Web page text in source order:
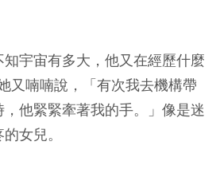
知宇宙有多大，他又在經歷什麼
又喃喃說，「有次我去機構帶
他緊緊牽著我的手。」像是迷
女兒。